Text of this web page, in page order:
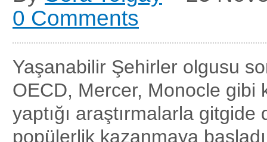
0 Comments
Yaşanabilir Şehirler olgusu
OECD, Mercer, Monocle gibi
yaptığı araştırmalarla gitgide
popülerlik kazanmaya